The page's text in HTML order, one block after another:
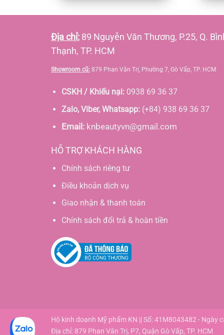
Địa chỉ: 89 Nguyễn Văn Thương, P.25, Q.
Thạnh, TP. HCM
Showroom cũ: 879 Phan Văn Trị, Phường 7, Gò Vấp, TP. HCM
CSKH / Khiếu nại:0938 69 36 37
Zalo, Viber, Whatsapp: (+84) 938 69 36 37
Email:knbeautyvn@gmail.com
HỖ TRỢ KHÁCH HÀNG
Chính sách riêng tư
Điều khoản dịch vụ
Giao nhận & thanh toán
Chính sách đổi trả & hoàn tiền
Hộ kinh doanh Mỹ phẩm KN || Số: 41M8043482 - Ngày
Địa chỉ: 879 Phan Văn Trị, P7, Quận Gò Vấp, TP. HCM